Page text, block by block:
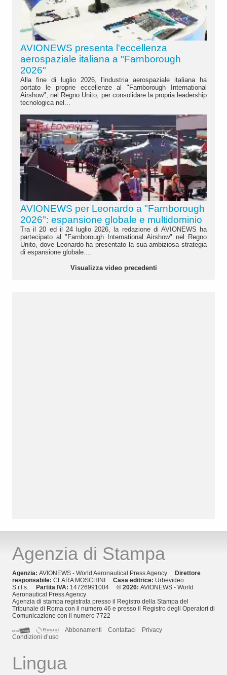
AVIONEWS presenta l'eccellenza
aerospaziale italiana a "Farnborough
2026"
Alla fine di luglio 2026, l'industria aerospaziale italiana ha
portato le proprie eccellenze al "Farnborough International
Airshow", nel Regno Unito, per consolidare la propria leadership
tecnologica nel...
AVIONEWS per Leonardo a "Farnborough
2026": espansione globale e multidominio
Tra il 20 ed il 24 luglio 2026, la redazione di AVIONEWS ha
partecipato al "Farnborough International Airshow" nel Regno
Unito, dove Leonardo ha presentato la sua ambiziosa strategia
di espansione globale....
Visualizza video precedenti
Agenzia di Stampa
Agenzia: AVIONEWS - World Aeronautical Press Agency
Direttore
responsabile: CLARA MOSCHINI Casa editrice: Urbevideo
S.r.l.s.
Partita IVA: 14726991004 © 2026: AVIONEWS - World
Aeronautical Press Agency
Agenzia di stampa registrata presso il Registro della Stampa del
Tribunale di Roma con il numero 46 e presso il Registro degli Operatori di
Comunicazione con il numero 7722
Abbonamenti
Contattaci
Privacy
Condizioni d’uso
Lingua